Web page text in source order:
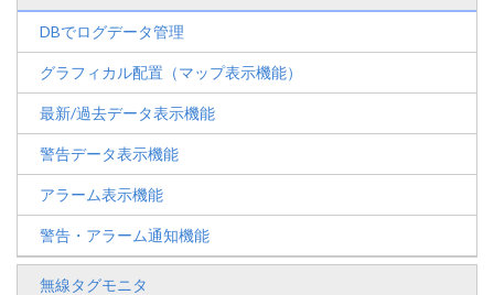
DBでログデータ管理
グラフィカル配置（マップ表示機能）
最新/過去データ表示機能
警告データ表示機能
アラーム表示機能
警告・アラーム通知機能
無線タグモニタ